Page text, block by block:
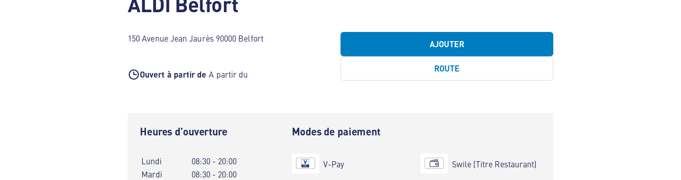
150 Avenue Jean Jaurès 90000 Belfort
Ouvert à partir de A partir du
AJOUTER
ROUTE
Heures d’ouverture
Lundi
08:30 - 20:00
Mardi
08:30 - 20:00
Modes de paiement
V-Pay Swile (Titre Restaurant)